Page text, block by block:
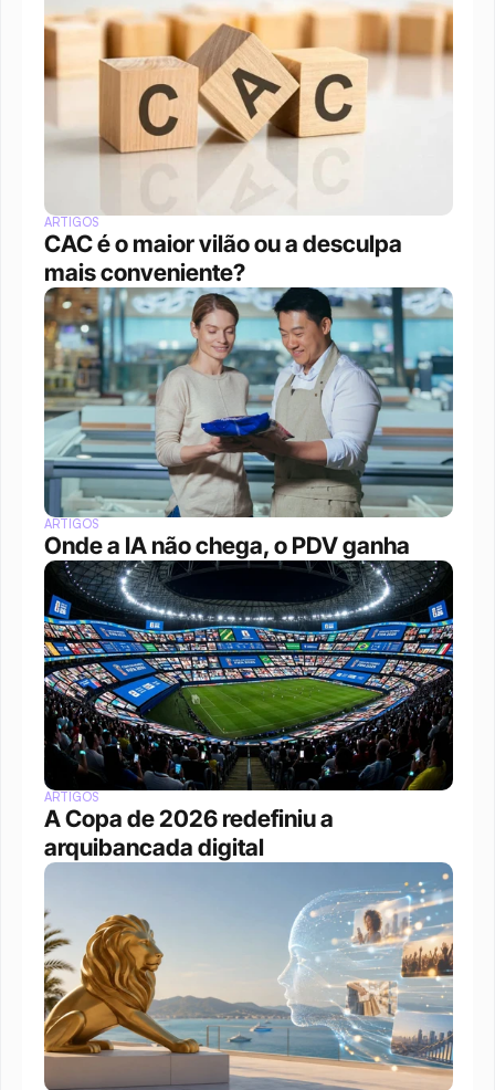
ARTIGOS
CAC é o maior vilão ou a desculpa
mais conveniente?
ARTIGOS
Onde a IA não chega, o PDV ganha
ARTIGOS
A Copa de 2026 redefiniu a
arquibancada digital